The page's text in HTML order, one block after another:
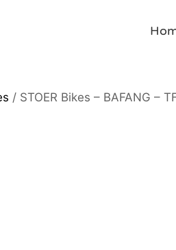
/ STOER Bikes – BAFANG –